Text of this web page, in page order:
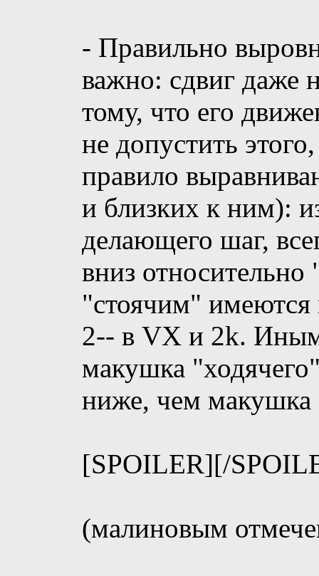
- Правильно
важно: сдвиг даже
тому, что его
не допустить
правило
и близких к ним):
делающего шаг,
вниз относительно
"стоячим"
2-- в VX и 2k.
макушка
ниже, чем макушка
[SPOILER][/
(малиновым